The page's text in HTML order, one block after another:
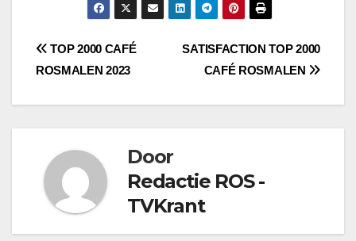
Bericht
SATISFACTION TOP 2000
CAFÉ ROSMALEN
TOP 2000 CAFÉ
ROSMALEN 2023
Door
Redactie ROS -
TVKrant